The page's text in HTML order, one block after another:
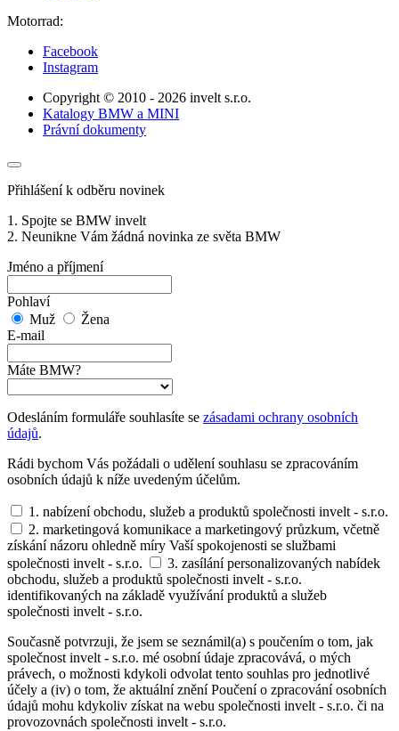
Motorrad:
Facebook
Instagram
Copyright © 2010 - 2026 invelt s.r.o.
Katalogy BMW a MINI
Právní dokumenty
Přihlášení k odběru novinek
1. Spojte se BMW invelt
2. Neunikne Vám žádná novinka ze světa BMW
Jméno a příjmení
Pohlaví
Muž
Žena
E-mail
Máte BMW?
Odesláním formuláře souhlasíte se zásadami ochrany osobních
údajů.
Rádi bychom Vás požádali o udělení souhlasu se zpracováním
osobních údajů k níže uvedeným účelům.
1. nabízení obchodu, služeb a produktů společnosti invelt - s.r.o.
2. marketingová komunikace a marketingový průzkum, včetně
získání názoru ohledně míry Vaší spokojenosti se službami
společnosti invelt - s.r.o.
3. zasílání personalizovaných nabídek
obchodu, služeb a produktů společnosti invelt - s.r.o.
identifikovaných na základě využívání produktů a služeb
společnosti invelt - s.r.o.
Současně potvrzuji, že jsem se seznámil(a) s poučením o tom, jak
společnost invelt - s.r.o. mé osobní údaje zpracovává, o mých
právech, o možnosti kdykoli odvolat tento souhlas pro jednotlivé
účely a (iv) o tom, že aktuální znění Poučení o zpracování osobních
údajů mohu kdykoliv získat na webu společnosti invelt - s.r.o. či na
provozovnách společnosti invelt - s.r.o.